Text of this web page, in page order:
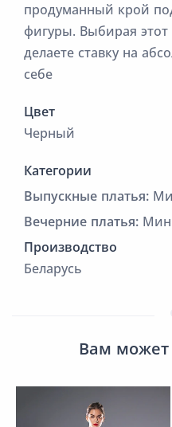
продуманный крой
фигуры. Выбирая
делаете ставку на
себе
Цвет
Черный
Категории
Выпускные платья:
Вечерние платья:
Производство
Беларусь
Вам может